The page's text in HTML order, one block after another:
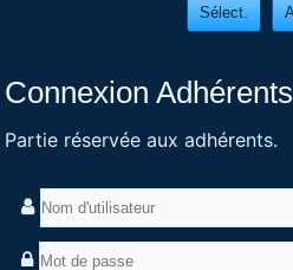
Connexion Adhérents
Partie réservée aux adhérents.